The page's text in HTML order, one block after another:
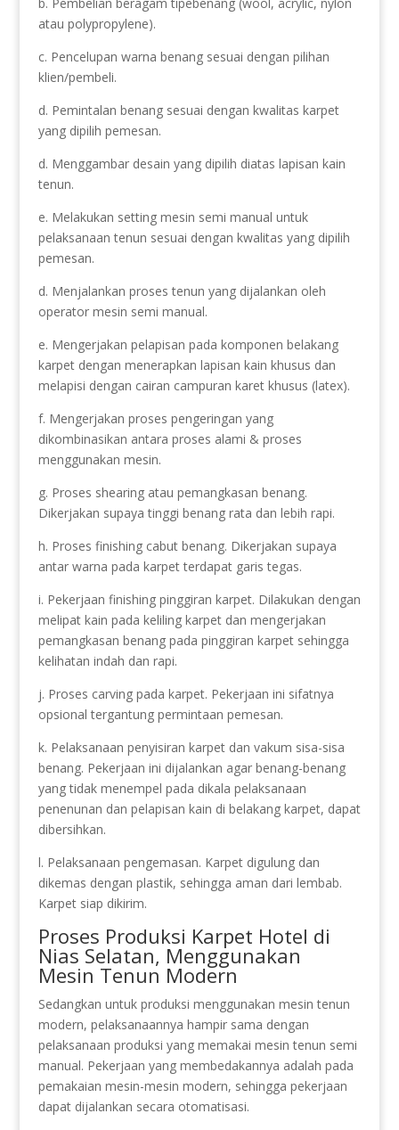
atau polypropylene).
c. Pencelupan warna benang sesuai dengan pilihan
klien/pembeli.
d. Pemintalan benang sesuai dengan kwalitas karpet
yang dipilih pemesan.
d. Menggambar desain yang dipilih diatas lapisan kain
tenun.
e. Melakukan setting mesin semi manual untuk
pelaksanaan tenun sesuai dengan kwalitas yang dipilih
pemesan.
d. Menjalankan proses tenun yang dijalankan oleh
operator mesin semi manual.
e. Mengerjakan pelapisan pada komponen belakang
karpet dengan menerapkan lapisan kain khusus dan
melapisi dengan cairan campuran karet khusus (latex).
f. Mengerjakan proses pengeringan yang
dikombinasikan antara proses alami & proses
menggunakan mesin.
g. Proses shearing atau pemangkasan benang.
Dikerjakan supaya tinggi benang rata dan lebih rapi.
h. Proses finishing cabut benang. Dikerjakan supaya
antar warna pada karpet terdapat garis tegas.
i. Pekerjaan finishing pinggiran karpet. Dilakukan dengan
melipat kain pada keliling karpet dan mengerjakan
pemangkasan benang pada pinggiran karpet sehingga
kelihatan indah dan rapi.
j. Proses carving pada karpet. Pekerjaan ini sifatnya
opsional tergantung permintaan pemesan.
k. Pelaksanaan penyisiran karpet dan vakum sisa-sisa
benang. Pekerjaan ini dijalankan agar benang-benang
yang tidak menempel pada dikala pelaksanaan
penenunan dan pelapisan kain di belakang karpet, dapat
dibersihkan.
l. Pelaksanaan pengemasan. Karpet digulung dan
dikemas dengan plastik, sehingga aman dari lembab.
Karpet siap dikirim.
Proses Produksi Karpet Hotel di
Nias Selatan, Menggunakan
Mesin Tenun Modern
Sedangkan untuk produksi menggunakan mesin tenun
modern, pelaksanaannya hampir sama dengan
pelaksanaan produksi yang memakai mesin tenun semi
manual. Pekerjaan yang membedakannya adalah pada
pemakaian mesin-mesin modern, sehingga pekerjaan
dapat dijalankan secara otomatisasi.